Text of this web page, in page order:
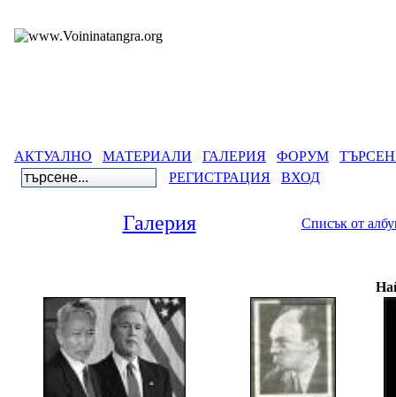
АКТУАЛНО МАТЕРИАЛИ ГАЛЕРИЯ ФОРУМ
РЕГИСТРАЦИЯ
ВХОД
Галерия Списък от